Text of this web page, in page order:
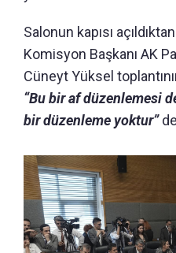
Salonun kapısı
Komisyon Başkanı AK
Cüneyt Yüksel
“Bu bir af düzenlemesi
bir düzenleme yoktur”